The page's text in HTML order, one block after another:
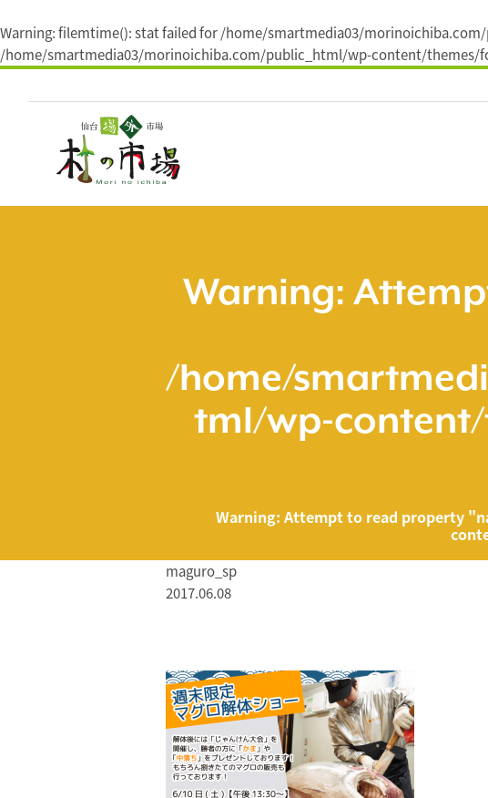
Warning: filemtime(): stat failed for /home/smartmedia03/
/home/smartmedia03/morinoichiba.com/public_html/wp-content/themes/
ス
Warning:
/home/
tml/wp-
Warning: Attempt to read property
maguro_sp
2017.06.08